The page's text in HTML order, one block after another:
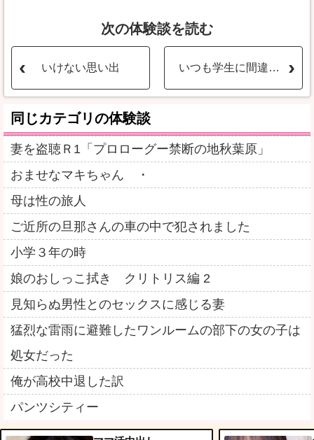
次の体験談を読む
いけない思い出 いつも学生に間違われる幼い嫁か゛、カッフ゜ル喫茶に興味を持ってしまった結果
同じカテゴリの体験談
妻を盗聴Ｒ1「プロローグー禁断の地秋葉原」
おませなマキちゃん ・
母は性の旅人
ご近所の旦那さんの車の中で犯されました
小学３年の時
娘のおしっこ拭き クリトリス編 2
見知らぬ男性とのセックスに感じる妻
猛烈な雷雨に避難したワンルームの部下の女の子は
処女だった
俺が高校中退した訳
パンツシティー